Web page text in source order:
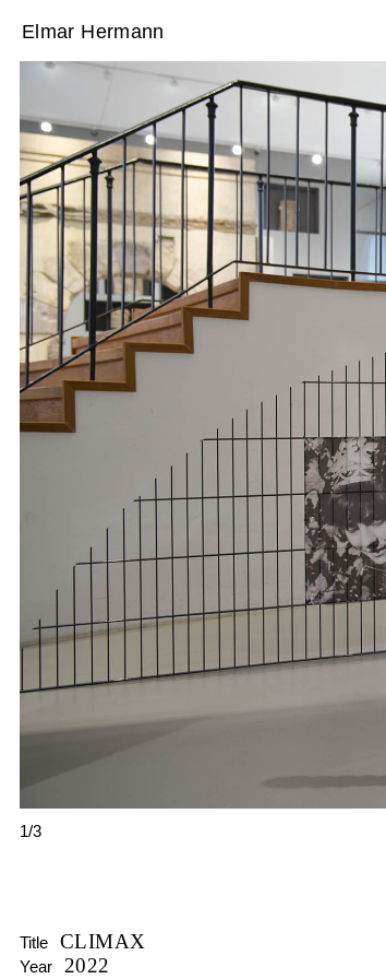
Elmar Hermann
1/3
Title CLIMAX
Year
2022